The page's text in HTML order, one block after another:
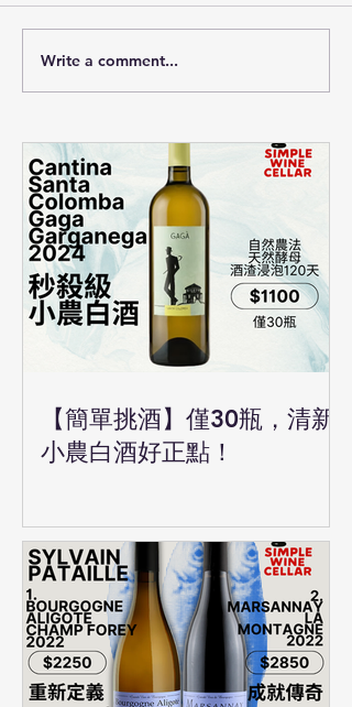
Write a comment...
【簡單挑酒】僅30瓶，清新
小農白酒好正點！